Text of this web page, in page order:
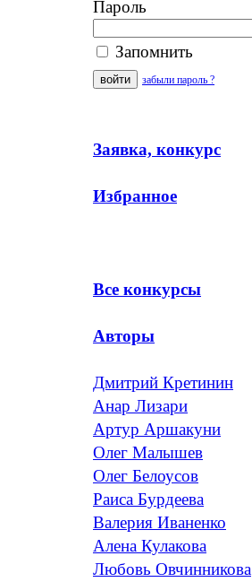
Пароль
Запомнить
забыли пароль ?
Заявка, конкурс
Избранное
Все конкурсы
Авторы
Дмитрий Кретинин
Анар Лизари
Артур Аршакуни
Олег Малышев
Олег Белоусов
Раиса Бурдеева
Валерия Иваненко
Алена Кулакова
Любовь Овчинникова